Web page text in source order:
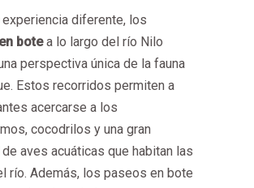
experiencia diferente, los
botea lo largo del río Nilo
perspectiva única de la fauna
Estos recorridos permiten a
acercarse a los
cocodrilos y una gran
aves acuáticas que habitan las
río. Además, los paseos en bote